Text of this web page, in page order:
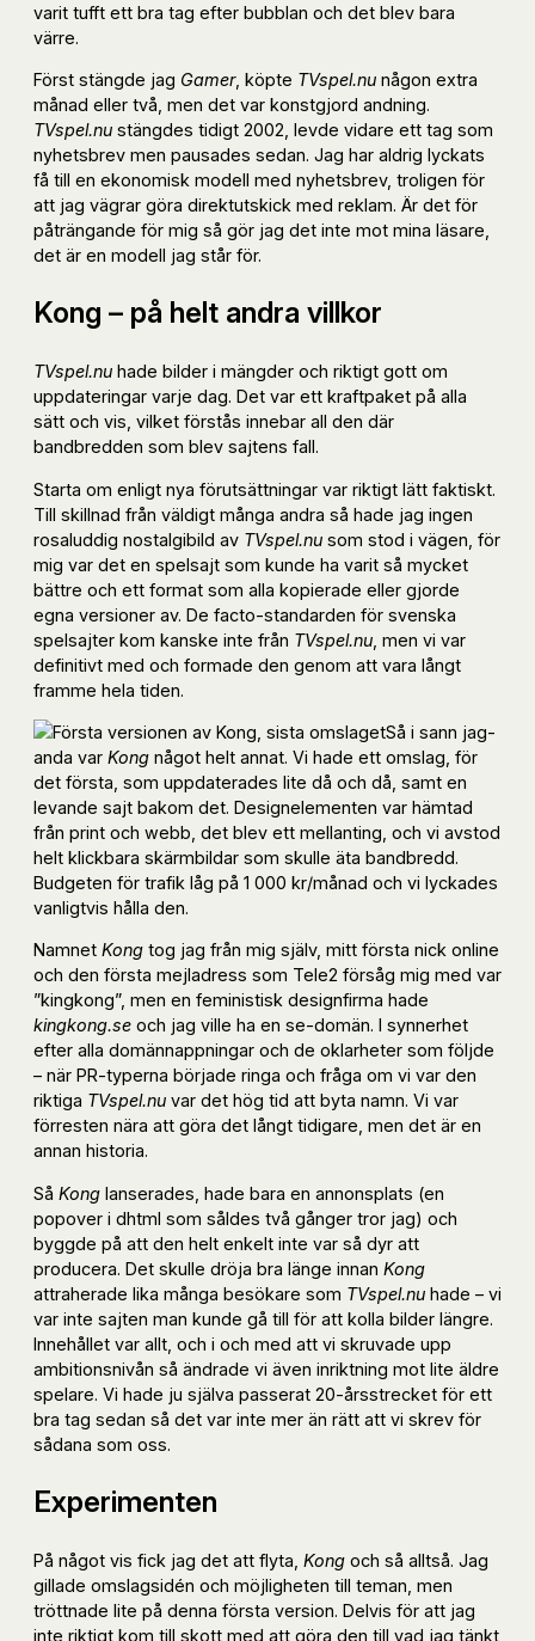
varit tufft ett bra tag efter bubblan och det blev bara
värre.
Först stängde jag Gamer, köpte TVspel.nu någon extra
månad eller två, men det var konstgjord andning.
TVspel.nu stängdes tidigt 2002, levde vidare ett tag som
nyhetsbrev men pausades sedan. Jag har aldrig lyckats
få till en ekonomisk modell med nyhetsbrev, troligen för
att jag vägrar göra direktutskick med reklam. Är det för
påträngande för mig så gör jag det inte mot mina läsare,
det är en modell jag står för.
Kong – på helt andra villkor
TVspel.nu hade bilder i mängder och riktigt gott om
uppdateringar varje dag. Det var ett kraftpaket på alla
sätt och vis, vilket förstås innebar all den där
bandbredden som blev sajtens fall.
Starta om enligt nya förutsättningar var riktigt lätt faktiskt.
Till skillnad från väldigt många andra så hade jag ingen
rosaluddig nostalgibild av TVspel.nu som stod i vägen, för
mig var det en spelsajt som kunde ha varit så mycket
bättre och ett format som alla kopierade eller gjorde
egna versioner av. De facto-standarden för svenska
spelsajter kom kanske inte från TVspel.nu , men vi var
definitivt med och formade den genom att vara långt
framme hela tiden.
Så i sann jag-
anda var Kong något helt annat. Vi hade ett omslag, för
det första, som uppdaterades lite då och då, samt en
levande sajt bakom det. Designelementen var hämtad
från print och webb, det blev ett mellanting, och vi avstod
helt klickbara skärmbildar som skulle äta bandbredd.
Budgeten för trafik låg på 1 000 kr/månad och vi lyckades
vanligtvis hålla den.
Namnet Kong tog jag från mig själv, mitt första nick online
och den första mejladress som Tele2 försåg mig med var
”kingkong”, men en feministisk designfirma hade
kingkong.se och jag ville ha en se-domän. I synnerhet
efter alla domännappningar och de oklarheter som följde
– när PR-typerna började ringa och fråga om vi var den
riktiga TVspel.nu var det hög tid att byta namn. Vi var
förresten nära att göra det långt tidigare, men det är en
annan historia.
Så Kong lanserades, hade bara en annonsplats (en
popover i dhtml som såldes två gånger tror jag) och
byggde på att den helt enkelt inte var så dyr att
producera. Det skulle dröja bra länge innan Kong
attraherade lika många besökare som TVspel.nu hade – vi
var inte sajten man kunde gå till för att kolla bilder längre.
Innehållet var allt, och i och med att vi skruvade upp
ambitionsnivån så ändrade vi även inriktning mot lite äldre
spelare. Vi hade ju själva passerat 20-årsstrecket för ett
bra tag sedan så det var inte mer än rätt att vi skrev för
sådana som oss.
Experimenten
På något vis fick jag det att flyta, Kong och så alltså. Jag
gillade omslagsidén och möjligheten till teman, men
tröttnade lite på denna första version. Delvis för att jag
inte riktigt kom till skott med att göra den till vad jag tänkt